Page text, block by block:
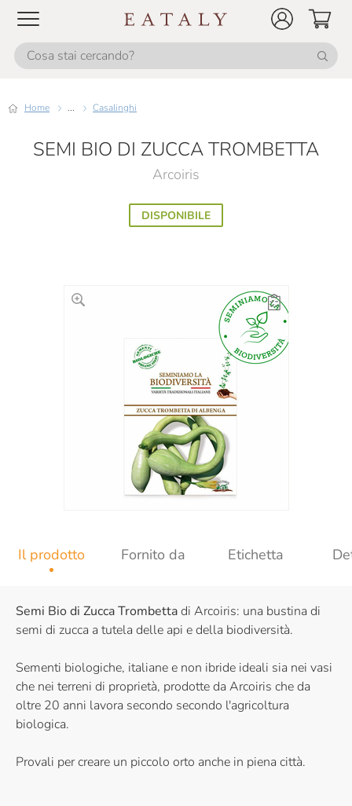
Home ... Casalinghi
SEMI BIO DI ZUCCA TROMBETTA
Arcoiris
DISPONIBILE
Il prodotto Fornito da Etichetta
Semi Bio di Zucca Trombettadi Arcoiris: una bustina di
semi di zucca a tutela delle api e della biodiversità.
Sementi biologiche, italiane e non ibride ideali sia nei vasi
che nei terreni di proprietà, prodotte da Arcoiris che da
oltre 20 anni lavora secondo secondo l'agricoltura
biologica.
Provali per creare un piccolo orto anche in piena città.